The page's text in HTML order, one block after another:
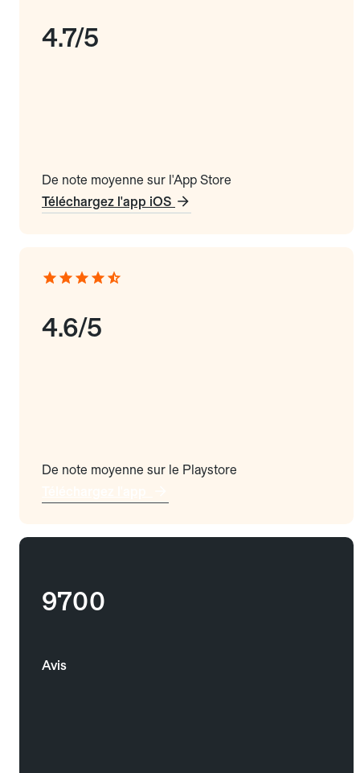
4.7/5
De note moyenne sur l'App Store
Téléchargez l'app iOS
4.6/5
De note moyenne sur le Playstore
9700
Avis